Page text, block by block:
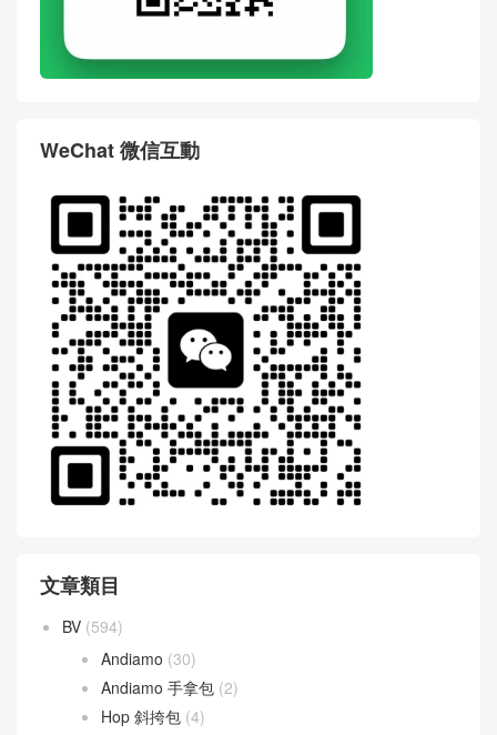
WeChat 微信互動
文章類目
BV (594)
Andiamo (30)
Andiamo 手拿包 (2)
Hop 斜挎包 (4)